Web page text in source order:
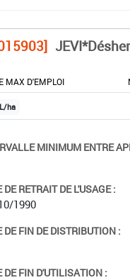
MAX D'EMPLOI
ha
MINIMUM ENTRE
DE RETRAIT DE L'USAGE :
1990
DE FIN DE DISTRIBUTION :
DE FIN D'UTILISATION :